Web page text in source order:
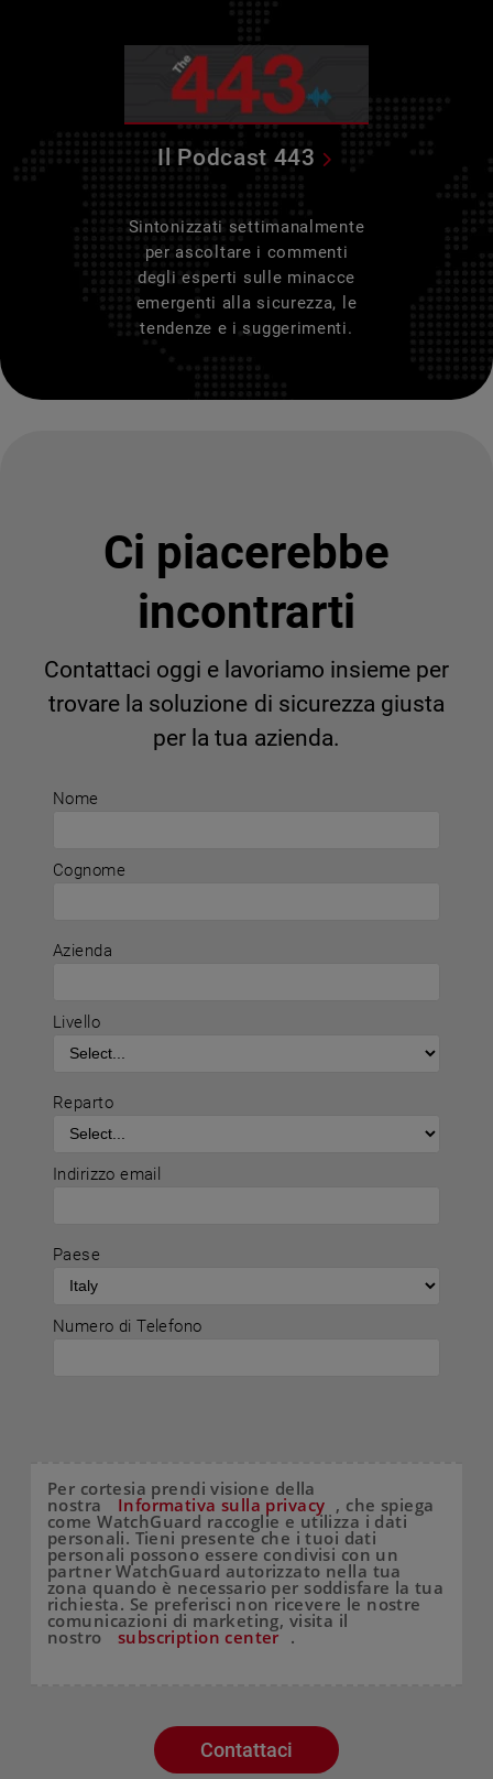
Il Podcast 443
Sintonizzati settimanalmente
per ascoltare i commenti
degli esperti sulle minacce
emergenti alla sicurezza, le
tendenze e i suggerimenti.
Nome
Cognome
Azienda
Livello
Reparto
Indirizzo email
Paese
Numero di Telefono
Per cortesia prendi visione della
nostra Informativa sulla privacy , che spiega
come WatchGuard raccoglie e utilizza i dati
personali. Tieni presente che i tuoi dati
personali possono essere condivisi con un
partner WatchGuard autorizzato nella tua
zona quando è necessario per soddisfare la tua
richiesta. Se preferisci non ricevere le nostre
comunicazioni di marketing, visita il
nostro subscription center .
Contattaci
Ci piacerebbe
incontrarti
Contattaci oggi e lavoriamo insieme per
trovare la soluzione di sicurezza giusta
per la tua azienda.